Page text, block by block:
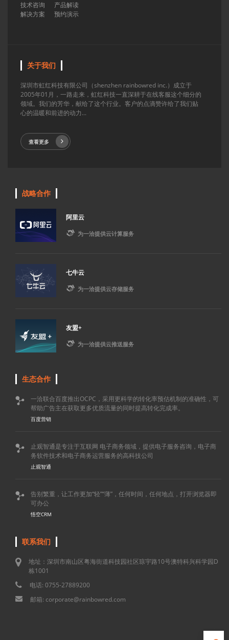
技术咨询
产品解读
解决方案
预约演示
关于我们
深圳市虹红科技有限公司（shenzhen rainbowred inc.）成立于
2005年01月，一路走来，虹红科技一直深耕于在线客服这个细分的
领域。我们的芳华，献给了这个行业。客户的点滴赞许给了我们贴
心的温暖和前进的动力...
查看更多
战略合作
阿里云
 为一洽提供云计算服务
七牛云
 为一洽提供云存储服务
友盟+
 为一洽提供云推送服务
生态合作

一洽联合百度推出OCPC，采用更科学的转化率预估机制的准确性，可
帮助广告主在获取更多优质流量的同时提高转化完成率。
百度营销

止观智通是专注于互联网 电子商务领域，提供电子服务咨询，电子商
务软件技术和电子商务运营服务的高科技公司
止观智通

告别繁重，让工作更加“轻”“薄”，任何时间，任何地点，打开浏览器即
可办公
悟空CRM
联系我们
地址：深圳市南山区粤海街道科技园社区琼宇路10号澳特科兴科学园D
栋1001
电话: 0755-27889200
邮箱: corporate@rainbowred.com